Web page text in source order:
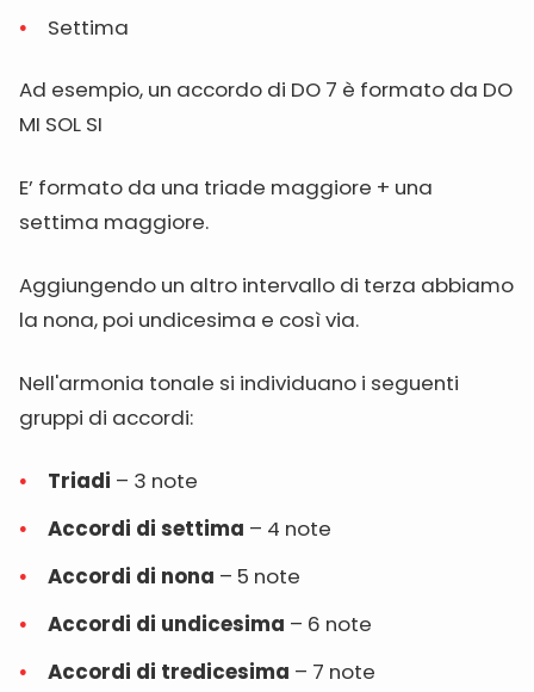
Settima
Ad esempio, un accordo di DO 7 è formato da DO
MI SOL SI
E’ formato da una triade maggiore + una
settima maggiore.
Aggiungendo un altro intervallo di terza abbiamo
la nona, poi undicesima e così via.
Nell'armonia tonale si individuano i seguenti
gruppi di accordi:
Triadi – 3 note
Accordi di settima – 4 note
Accordi di nona – 5 note
Accordi di undicesima – 6 note
Accordi di tredicesima – 7 note